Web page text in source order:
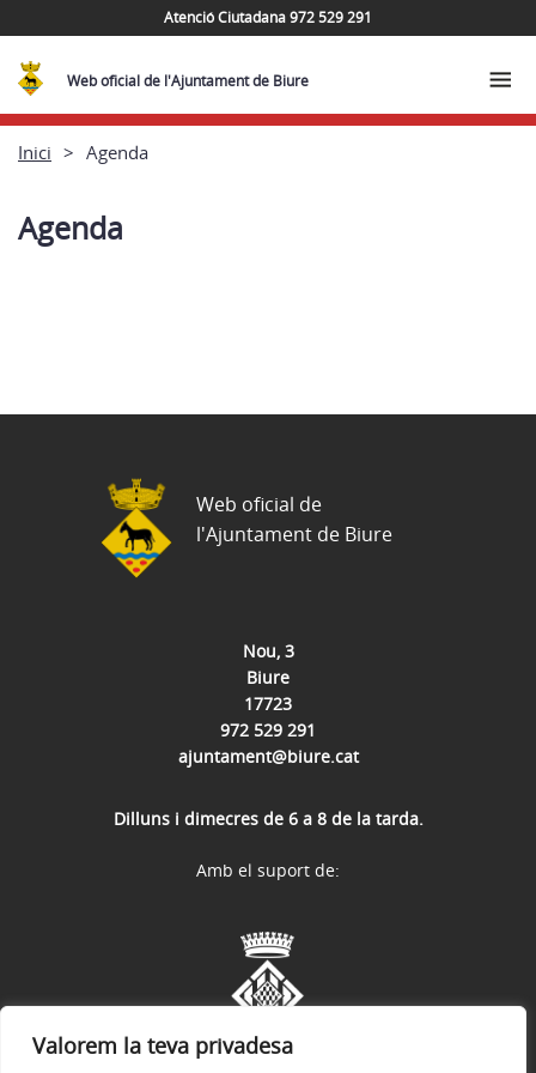
Valorem la teva privadesa
Atenció Ciutadana 972 529 291
Web oficial de l'Ajuntament de Biure
Inici Agenda
Agenda
Nou, 3
Biure
17723
972 529 291
ajuntament@biure.cat
Dilluns i dimecres de 6 a 8 de la tarda.
Web oficial de
l'Ajuntament de Biure
Amb el suport de: